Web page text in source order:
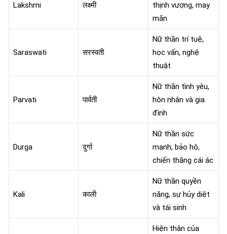
Lakshmi लक्ष्मी
thịnh vượng, may
mắn
Saraswati सरस्वती
Nữ thần trí tuệ,
học vấn, nghệ
thuật
Parvati पार्वती
Nữ thần tình yêu,
hôn nhân và gia
đình
Durga दुर्गा
Nữ thần sức
mạnh, bảo hộ,
chiến thắng cái ác
Kali काली
Nữ thần quyền
năng, sự hủy diệt
và tái sinh
Hiện thân của